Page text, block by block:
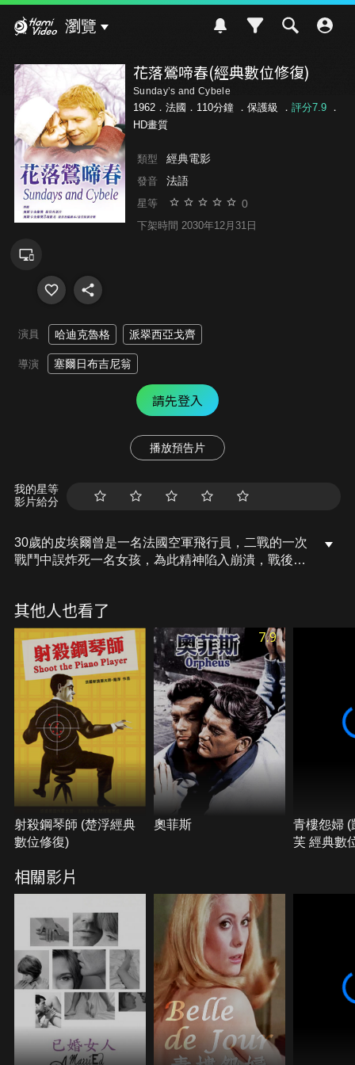
瀏覽
花落鶯啼春(經典數位修復)
Sunday’s and Cybele
1962．法國．110分鐘 ． 保護級 ． 評分7.9．
HD畫質
類型 經典電影
發音 法語
星等 0
下架時間 2030年12月31日
演員 哈迪克魯格 派翠西亞戈齊
導演 塞爾日布吉尼翁
請先登入
播放預告片
我的星等
影片給分
30歲的皮埃爾曾是一名法國空軍飛行員，二戰的一次
戰鬥中誤炸死一名女孩，為此精神陷入崩潰，戰後，
他彷彿感覺這個女孩就是自己誤炸的那名女孩。出於
自我的補償心理，他冒名女孩的父親，每個星期日都
帶著女孩到塞納河畔玩耍。漸漸地兩人之間的情誼產
生情愫…
其他人也看了
射殺鋼琴師 (楚浮經典
數位修復)
7.9
奧菲斯
青樓怨婦 (
芙 經典數
相關影片